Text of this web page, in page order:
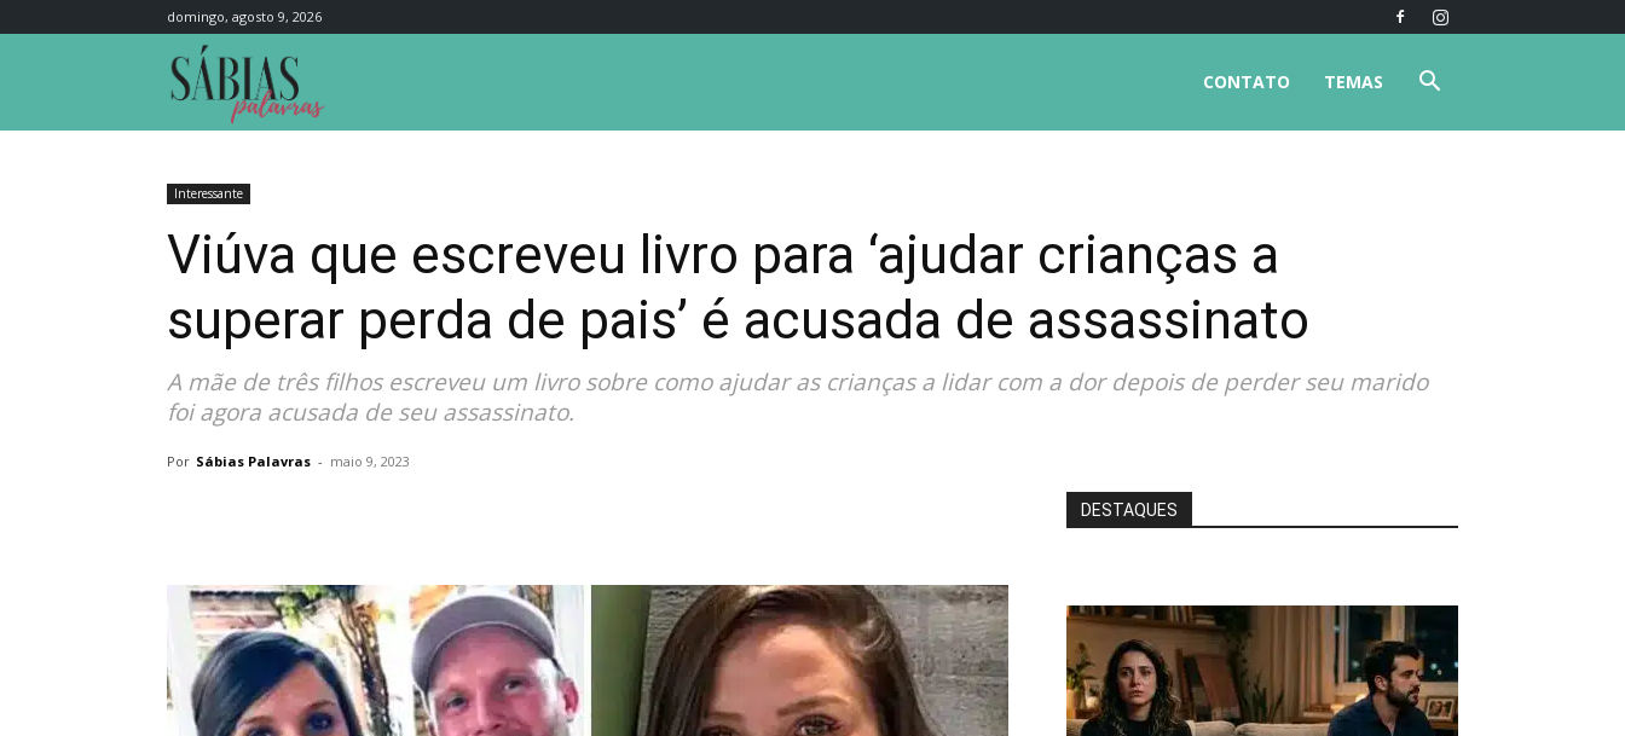
domingo, agosto 9, 2026
TEMAS
CONTATO
Interessante
Viúva que escreveu livro para ‘ajudar crianças a
superar perda de pais’ é acusada de assassinato
A mãe de três filhos escreveu um livro sobre como ajudar as crianças a lidar com a dor depois de perder seu marido
foi agora acusada de seu assassinato.
Por Sábias Palavras - maio 9, 2023
DESTAQUES